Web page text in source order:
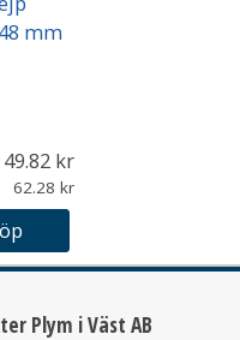
mm
49.82
62.28
Plym i Väst AB